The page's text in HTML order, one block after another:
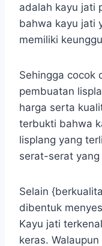
adalah kayu jati
bahwa kayu jati
memiliki
Sehingga cocok
pembuatan
harga serta
terbukti bahwa
lisplang yang
serat-serat yang
Selain
dibentuk
Kayu jati
keras.